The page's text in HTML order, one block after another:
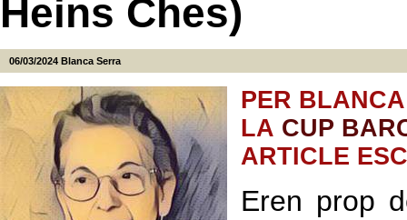
Heins Ches)
06/03/2024 Blanca Serra
PER
LA CUP
ARTICLE
Eren prop